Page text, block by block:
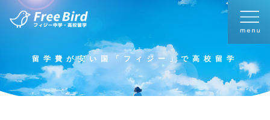
留学費が安い国「フィジー」で高校留学